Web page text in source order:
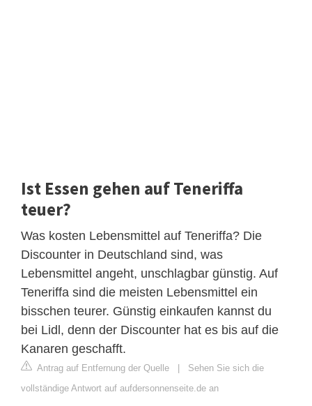
Ist Essen gehen auf Teneriffa
teuer?
Was kosten Lebensmittel auf Teneriffa? Die
Discounter in Deutschland sind, was
Lebensmittel angeht, unschlagbar günstig. Auf
Teneriffa sind die meisten Lebensmittel ein
bisschen teurer. Günstig einkaufen kannst du
bei Lidl, denn der Discounter hat es bis auf die
Kanaren geschafft.
Antrag auf Entfernung der Quelle | Sehen Sie sich die
vollständige Antwort auf aufdersonnenseite.de an